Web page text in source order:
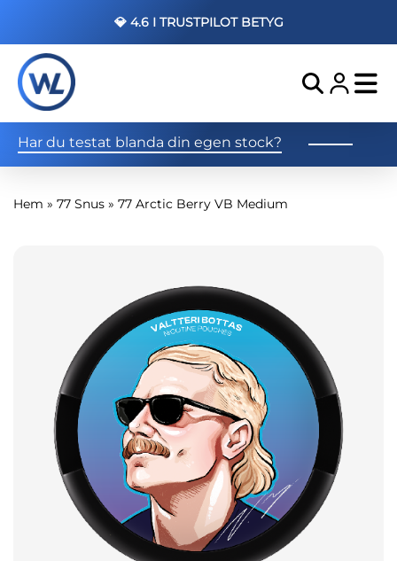
💎 4.6 I TRUSTPILOT BETYG
Har du testat blanda din egen stock?
Hem » 77 Snus » 77 Arctic Berry VB Medium